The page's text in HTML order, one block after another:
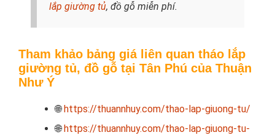
lắp giường tủ, đồ gỗ miễn phí.
Tham khảo bảng giá liên quan tháo lắp
giường tủ, đồ gỗ tại Tân Phú của Thuận
Như Ý
🌐https://thuannhuy.com/thao-lap-giuong-tu/
🌐https://thuannhuy.com/thao-lap-giuong-tu-